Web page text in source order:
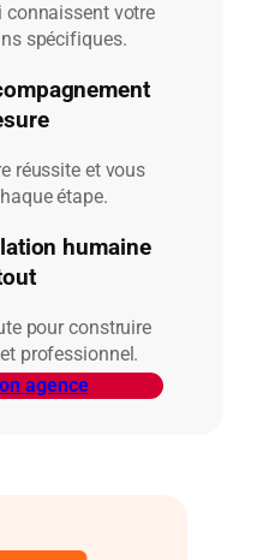
connaissent votre
spécifiques.
réussite et vous
étape.
humaine
pour construire
professionnel.
agence